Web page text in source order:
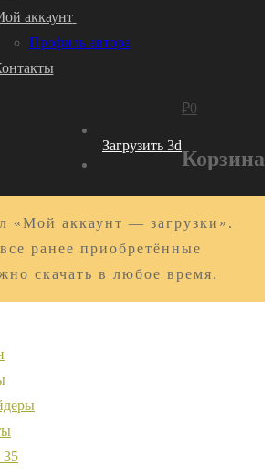
аккаунт
Профиль автора
Загрузить 3d
₽0
Корзина
«Мой аккаунт — загрузки».
ранее приобретённые
скачать в любое время.